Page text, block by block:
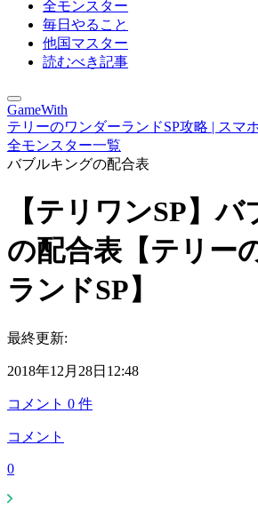
全モンスター
毎日やること
他国マスター
読むべき記事
GameWith
テリーのワンダーランドSP攻略 | スマ
全モンスター一覧
バブルキングの配合表
【テリワンSP】
の配合表【テリー
ランドSP】
最終更新:
2018年12月28日12:48
コメント 0 件
コメント
0